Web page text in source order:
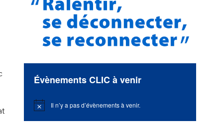
Évènements CLIC à venir
Notice Il n’y a pas d’évènements à venir.